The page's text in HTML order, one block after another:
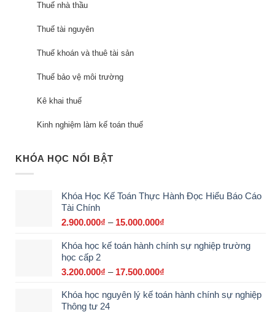
Thuế nhà thầu
Thuế tài nguyên
Thuế khoán và thuê tài sản
Thuế bảo vệ môi trường
Kê khai thuế
Kinh nghiệm làm kế toán thuế
KHÓA HỌC NỔI BẬT
Khóa Học Kế Toán Thực Hành Đọc Hiểu Báo Cáo
Tài Chính
2.900.000₫ – 15.000.000₫
từ
Khóa học kế toán hành chính sự nghiệp trường
học cấp 2
3.200.000₫ – 17.500.000₫
từ
Khóa học nguyên lý kế toán hành chính sự nghiệp
Thông tư 24